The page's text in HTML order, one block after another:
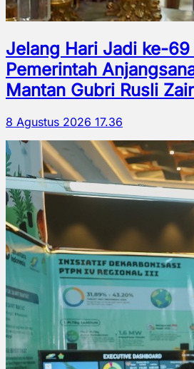
Jelang Hari Jadi ke-69
Pemerintah
Mantan Gubri Rusli
8 Agustus 2026 17.36